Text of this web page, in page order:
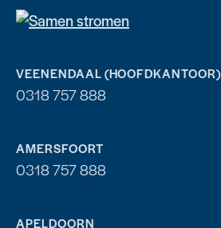
VEENENDAAL (HOOFDKANTOOR)
0318 757 888
AMERSFOORT
0318 757 888
APELDOORN